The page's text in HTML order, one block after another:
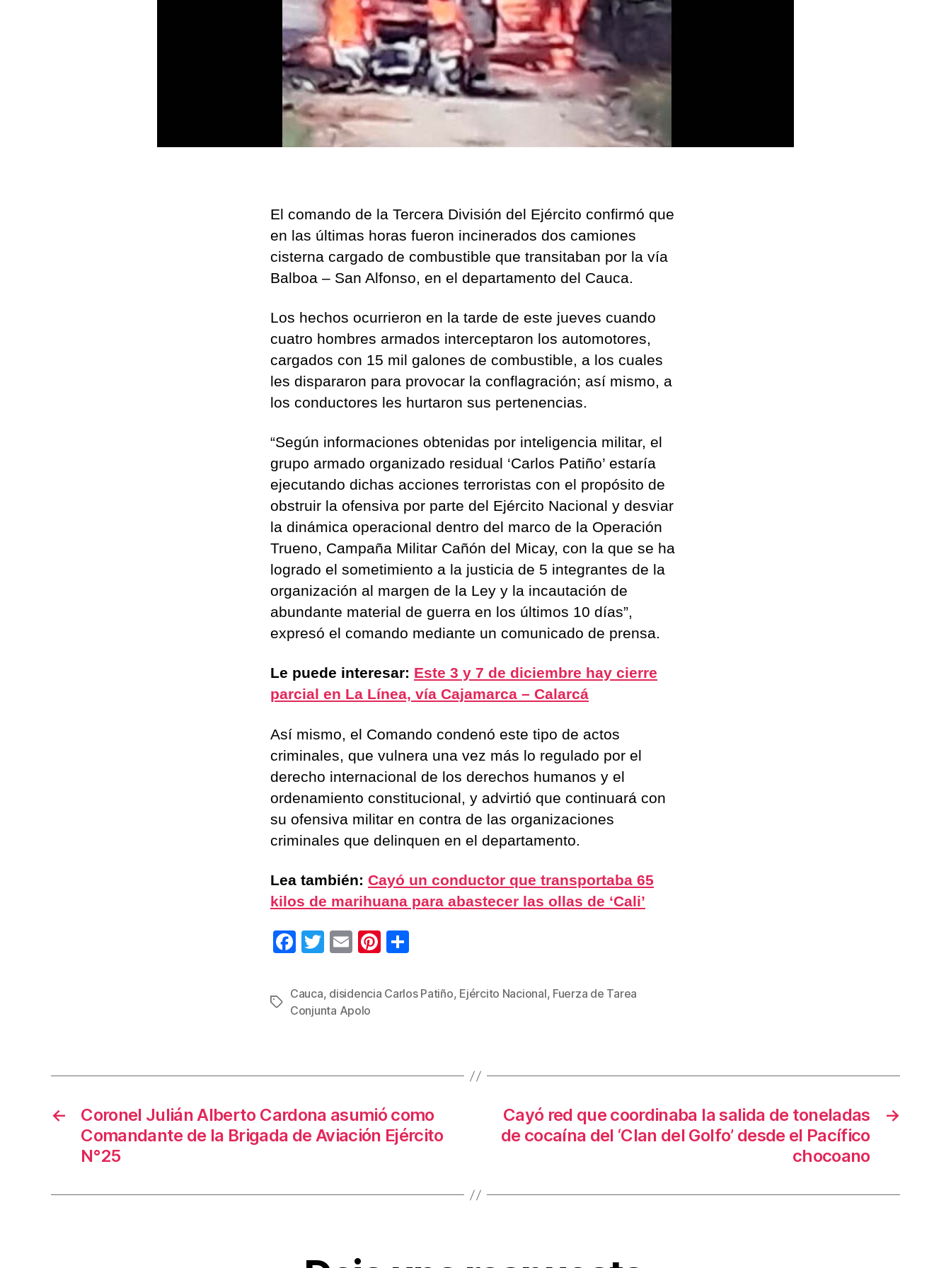
El comando de la Tercera División del Ejército confirmó que
en las últimas horas fueron incinerados dos camiones
cisterna cargado de combustible que transitaban por la vía
Balboa – San Alfonso, en el departamento del Cauca.
Los hechos ocurrieron en la tarde de este jueves cuando
cuatro hombres armados interceptaron los automotores,
cargados con 15 mil galones de combustible, a los cuales
les dispararon para provocar la conflagración; así mismo, a
los conductores les hurtaron sus pertenencias.
“Según informaciones obtenidas por inteligencia militar, el
grupo armado organizado residual ‘Carlos Patiño’ estaría
ejecutando dichas acciones terroristas con el propósito de
obstruir la ofensiva por parte del Ejército Nacional y desviar
la dinámica operacional dentro del marco de la Operación
Trueno, Campaña Militar Cañón del Micay, con la que se ha
logrado el sometimiento a la justicia de 5 integrantes de la
organización al margen de la Ley y la incautación de
abundante material de guerra en los últimos 10 días”,
expresó el comando mediante un comunicado de prensa.
Le puede interesar: Este 3 y 7 de diciembre hay cierre
parcial en La Línea, vía Cajamarca – Calarcá
Así mismo, el Comando condenó este tipo de actos
criminales, que vulnera una vez más lo regulado por el
derecho internacional de los derechos humanos y el
ordenamiento constitucional, y advirtió que continuará con
su ofensiva militar en contra de las organizaciones
criminales que delinquen en el departamento.
Lea también: Cayó un conductor que transportaba 65
kilos de marihuana para abastecer las ollas de ‘Cali’
F
c
e
o
T
tt
er
E
ail
Pi
er m
Etiquetas
Cauca, disidencia Carlos Patiño, Ejército Nacional, Fuerza de Tarea
Conjunta Apolo
←
Coronel Julián Alberto Cardona asumió como
Comandante de la Brigada de Aviación Ejército
N°25
→
Cayó red que coordinaba la salida de toneladas
de cocaína del ‘Clan del Golfo’ desde el Pacífico
chocoano